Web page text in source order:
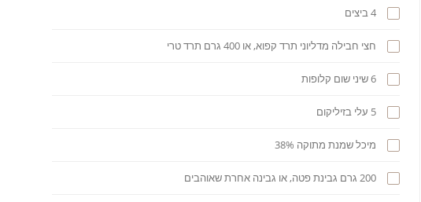
4 ביצים
חצי חבילה מדליוני תרד קפוא, או 400 גרם תרד טרי
6 שיני שום קלופות
5 עלי בזיליקום
מיכל שמנת מתוקה 38%
200 גרם גבינת פטה, או גבינה אחרת שאוהבים